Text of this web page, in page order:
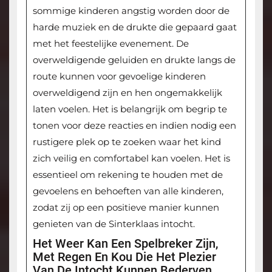
sommige kinderen angstig worden door de
harde muziek en de drukte die gepaard gaat
met het feestelijke evenement. De
overweldigende geluiden en drukte langs de
route kunnen voor gevoelige kinderen
overweldigend zijn en hen ongemakkelijk
laten voelen. Het is belangrijk om begrip te
tonen voor deze reacties en indien nodig een
rustigere plek op te zoeken waar het kind
zich veilig en comfortabel kan voelen. Het is
essentieel om rekening te houden met de
gevoelens en behoeften van alle kinderen,
zodat zij op een positieve manier kunnen
genieten van de Sinterklaas intocht.
Het Weer Kan Een Spelbreker Zijn,
Met Regen En Kou Die Het Plezier